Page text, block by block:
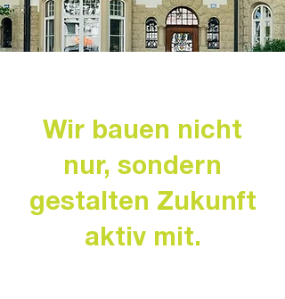
Wir bauen nicht
nur, sondern
gestalten Zukunft
aktiv mit.